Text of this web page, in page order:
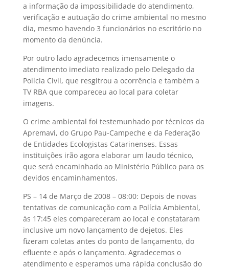
a informação da impossibilidade do atendimento,
verificação e autuação do crime ambiental no mesmo
dia, mesmo havendo 3 funcionários no escritório no
momento da denúncia.
Por outro lado agradecemos imensamente o
atendimento imediato realizado pelo Delegado da
Polícia Civil, que resgitrou a ocorrência e também a
TV RBA que compareceu ao local para coletar
imagens.
O crime ambiental foi testemunhado por técnicos da
Apremavi, do Grupo Pau-Campeche e da Federação
de Entidades Ecologistas Catarinenses. Essas
instituições irão agora elaborar um laudo técnico,
que será encaminhado ao Ministério Público para os
devidos encaminhamentos.
PS – 14 de Março de 2008 – 08:00: Depois de novas
tentativas de comunicação com a Polícia Ambiental,
às 17:45 eles compareceram ao local e constataram
inclusive um novo lançamento de dejetos. Eles
fizeram coletas antes do ponto de lançamento, do
efluente e após o lançamento. Agradecemos o
atendimento e esperamos uma rápida conclusão do